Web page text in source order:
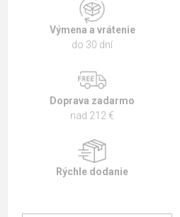
Výmena a vrátenie
do 30 dní
Doprava zadarmo
nad 212 €
Rýchle dodanie